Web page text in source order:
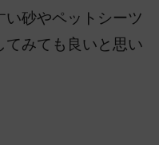
い砂やペットシーツ
てみても良いと思い